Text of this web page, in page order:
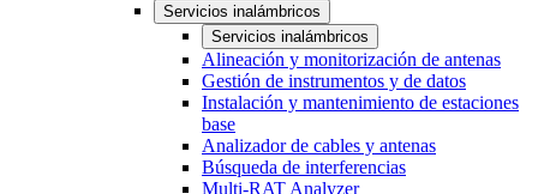
Servicios inalámbricos
Servicios inalámbricos
Alineación y monitorización de antenas
Gestión de instrumentos y de datos
Instalación y mantenimiento de estaciones
base
Analizador de cables y antenas
Búsqueda de interferencias
Multi-RAT Analyzer